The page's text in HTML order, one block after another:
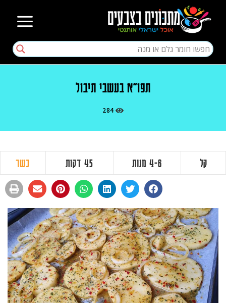
תפו"א בעשבי תיבול
284
קל 4-6 מנות 45 דקות כשר